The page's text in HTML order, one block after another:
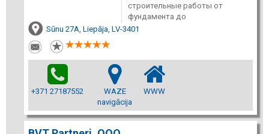
строительные работы от
фундамента до
Sūnu 27A, Liepāja, LV-3401
+371 27187552
WAZE
navigācija
WWW